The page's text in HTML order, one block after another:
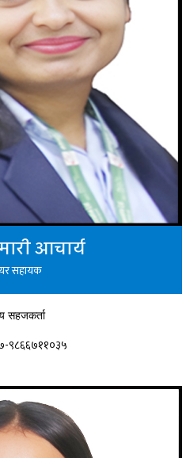
आचार्य
सहायक
सहजकर्ता
९८६६७११०३५